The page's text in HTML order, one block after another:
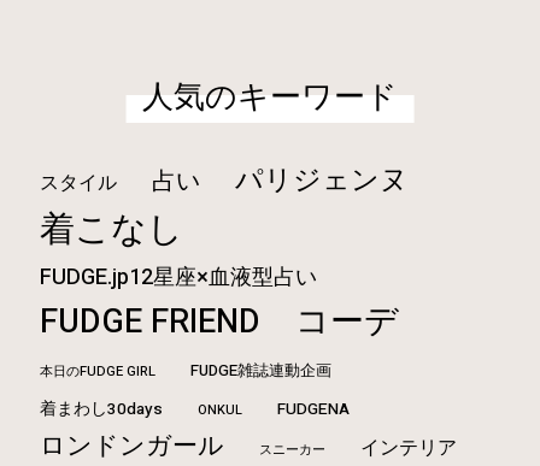
人気のキーワード
スタイル 占い パリジェンヌ
着こなし
FUDGE.jp12星座×血液型占い
FUDGE FRIEND コーデ
本日のFUDGE GIRL FUDGE雑誌連動企画
着まわし30days ONKUL FUDGENA
ロンドンガール スニーカー インテリア